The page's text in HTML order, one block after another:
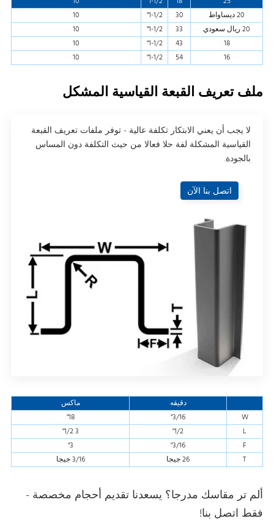
20 ديساواط
30
1-1/2"
10
20 ريال سعودي
33
1-1/2"
10
18
43
1-1/2"
10
16
54
1-1/2"
10
ملف تعريف القبعة القياسية المشكل
لا يجب أن يعني الابتكار تكلفة عالية - توفر ملفات تعريف القبعة
القياسية المشكلة لفة حلا فعالا من حيث التكلفة دون المساس
بالجودة.
اتصل بنا الآن
دقيقه
ماكس
W
3/16"
18"
L
1/2"
3 1/2"
F
3/16"
3"
T
26 جيجا 3/16 جيجا
ألم تر مقاسك مدرجا؟ يسعدنا تقديم أحجام مخصصة -
فقط اتصل بنا!